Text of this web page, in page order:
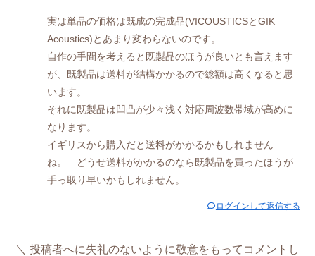
実は単品の価格は既成の完成品(VICOUSTICSとGIK
Acoustics)とあまり変わらないのです。
自作の手間を考えると既製品のほうが良いとも言えます
が、既製品は送料が結構かかるので総額は高くなると思
います。
それに既製品は凹凸が少々浅く対応周波数帯域が高めに
なります。
イギリスから購入だと送料がかかるかもしれません
ね。 どうせ送料がかかるのなら既製品を買ったほうが
手っ取り早いかもしれません。
ログインして返信する
投稿者へに失礼のないように敬意をもってコメントし